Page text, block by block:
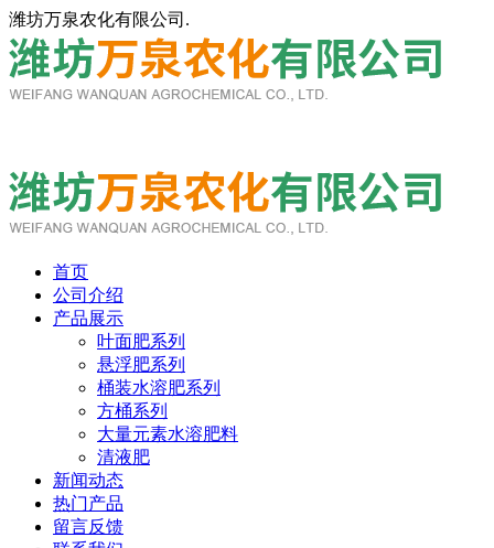
潍坊万泉农化有限公司.
首页
公司介绍
产品展示
叶面肥系列
悬浮肥系列
桶装水溶肥系列
方桶系列
大量元素水溶肥料
清液肥
新闻动态
热门产品
留言反馈